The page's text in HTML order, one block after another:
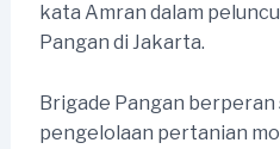
kata Amran dalam
Pangan di Jakarta.
Brigade Pangan
pengelolaan pertanian